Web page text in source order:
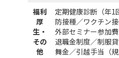
福利
厚
生・
その
他
定期健康診断（年1
防接種／ワクチン
外部セミナー参加
退職金制度／制服
舞金／引越手当（規